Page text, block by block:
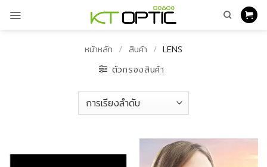
หน้าหลัก / สินค้า / LENS
ตัวกรองสินค้า